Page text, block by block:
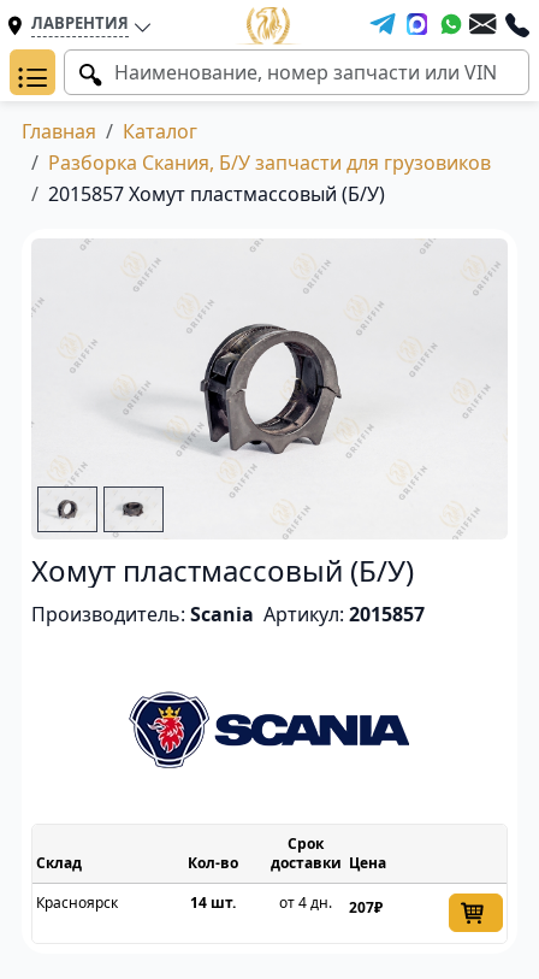
ЛАВРЕНТИЯ
Главная
Каталог
Разборка Скания, Б/У запчасти для грузовиков
2015857 Хомут пластмассовый (Б/У)
Хомут пластмассовый (Б/У)
Производитель: Scania Артикул: 2015857
Склад
Срок
доставки Цена
Красноярск
14 шт. от 4 дн. 207₽